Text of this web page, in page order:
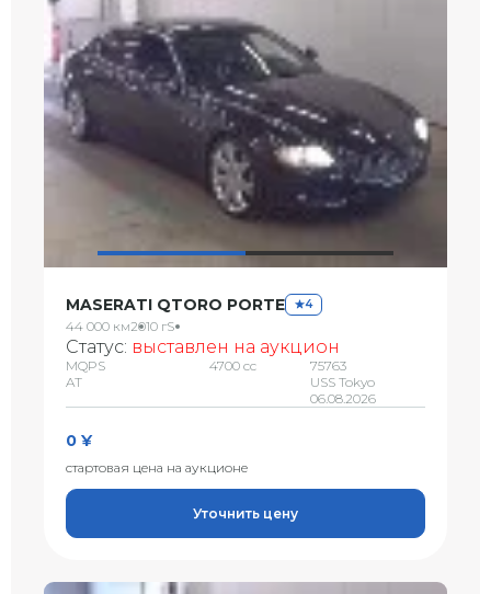
MASERATI QTORO PORTE 4
44 000 км2010 гS
Статус: выставлен на аукцион
MQPS
AT
4700 сс
75763
USS Tokyo
06.08.2026
0 ¥
стартовая цена на аукционе
Уточнить цену